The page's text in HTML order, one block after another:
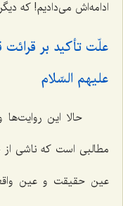
ادامه‌اش می‌دادیم! که
علّت تأکید بر
علیهم السّلام
حالا این
مطالبی است که ناشی
عین حقیقت و عین